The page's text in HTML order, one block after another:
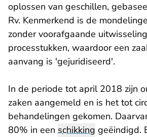
oplossen van geschillen,
Rv. Kenmerkend is de
zonder voorafgaande
processtukken, waardoor een
aanvang is 'gejuridiseerd'.
In de periode tot april 2018 zijn
zaken aangemeld en is het tot
behandelingen gekomen.
80% in een schikking geëindigd.